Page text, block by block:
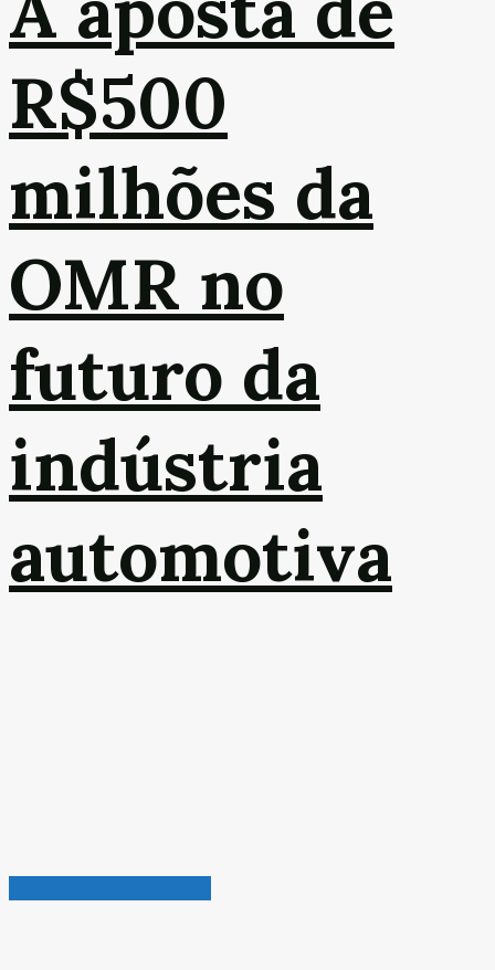
R$500
milhões da
OMR no
futuro da
indústria
automotiva